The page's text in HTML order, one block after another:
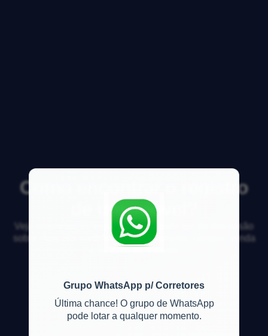
Grupo WhatsApp p/ Corretores
Última chance! O grupo de WhatsApp
pode lotar a qualquer momento.
Como encontrar o registro
de um imóvel?
Veja respostas de especialistas e participe da discussão
sobre mercado imobiliário, financiamento, compra, venda
e locação de imóveis